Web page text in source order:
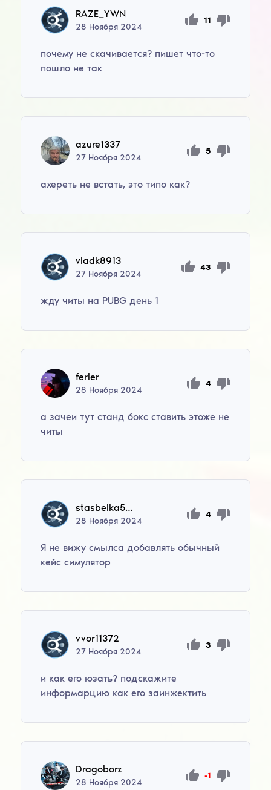
RAZE_YWN
28 Ноября 2024
11
почему не скачивается? пишет что-то
пошло не так
azure1337
27 Ноября 2024
5
ахереть не встать, это типо как?
vladk8913
27 Ноября 2024
43
жду читы на PUBG день 1
ferler
28 Ноября 2024
4
а зачеи тут станд бокс ставить этоже не
читы
stasbelka599
28 Ноября 2024
4
Я не вижу смылса добавлять обычный
кейс симулятор
vvor11372
27 Ноября 2024
3
и как его юзать? подскажите
информарцию как его заинжектить
Dragoborz
28 Ноября 2024
-1